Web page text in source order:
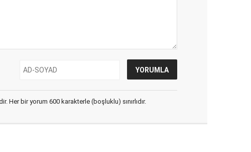
Her bir yorum 600 karakterle (boşluklu) sınırlıdır.